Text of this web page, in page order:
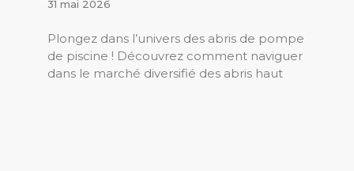
31 mai 2026
Plongez dans l’univers des abris de pompe
de piscine ! Découvrez comment naviguer
dans le marché diversifié des abris haut